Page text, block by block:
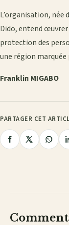
L’organisation, née
Dido, entend
protection des
une région marquée
Franklin MIGABO
PARTAGER CET
PartagerPartager